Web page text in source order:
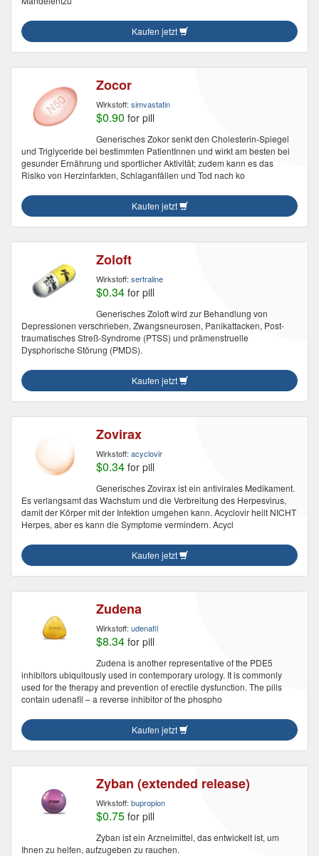
Kaufen jetzt
Zocor
Wirkstoff: simvastatin
$0.90 for pill
Generisches Zokor senkt den Cholesterin-Spiegel
und Triglyceride bei bestimmten PatientInnen und wirkt am besten bei
gesunder Ernährung und sportlicher Aktivität; zudem kann es das
Risiko von Herzinfarkten, Schlaganfällen und Tod nach ko
Kaufen jetzt
Zoloft
Wirkstoff: sertraline
$0.34 for pill
Generisches Zoloft wird zur Behandlung von
Depressionen verschrieben, Zwangsneurosen, Panikattacken, Post-
traumatisches Streß-Syndrome (PTSS) und prämenstruelle
Dysphorische Störung (PMDS).
Kaufen jetzt
Zovirax
Wirkstoff: acyclovir
$0.34 for pill
Generisches Zovirax ist ein antivirales Medikament.
Es verlangsamt das Wachstum und die Verbreitung des Herpesvirus,
damit der Körper mit der Infektion umgehen kann. Acyclovir heilt NICHT
Herpes, aber es kann die Symptome vermindern. Acycl
Kaufen jetzt
Zudena
Wirkstoff: udenafil
$8.34 for pill
Zudena is another representative of the PDE5
inhibitors ubiquitously used in contemporary urology. It is commonly
used for the therapy and prevention of erectile dysfunction. The pills
contain udenafil – a reverse inhibitor of the phospho
Kaufen jetzt
Zyban (extended release)
Wirkstoff: bupropion
$0.75 for pill
Zyban ist ein Arzneimittel, das entwickelt ist, um
Ihnen zu helfen, aufzugeben zu rauchen.